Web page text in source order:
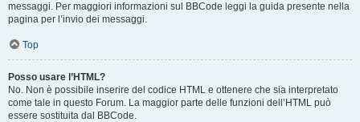
messaggi. Per maggiori informazioni sul BBCode leggi la guida presente nella
pagina per l’invio dei messaggi.
Top
Posso usare l’HTML?
No. Non è possibile inserire del codice HTML e ottenere che sia interpretato
come tale in questo Forum. La maggior parte delle funzioni dell’HTML può
essere sostituita dal BBCode.